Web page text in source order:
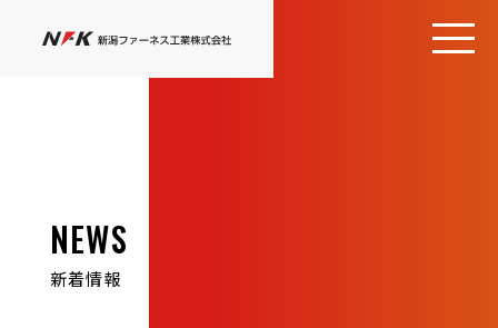
NEWS
新着情報